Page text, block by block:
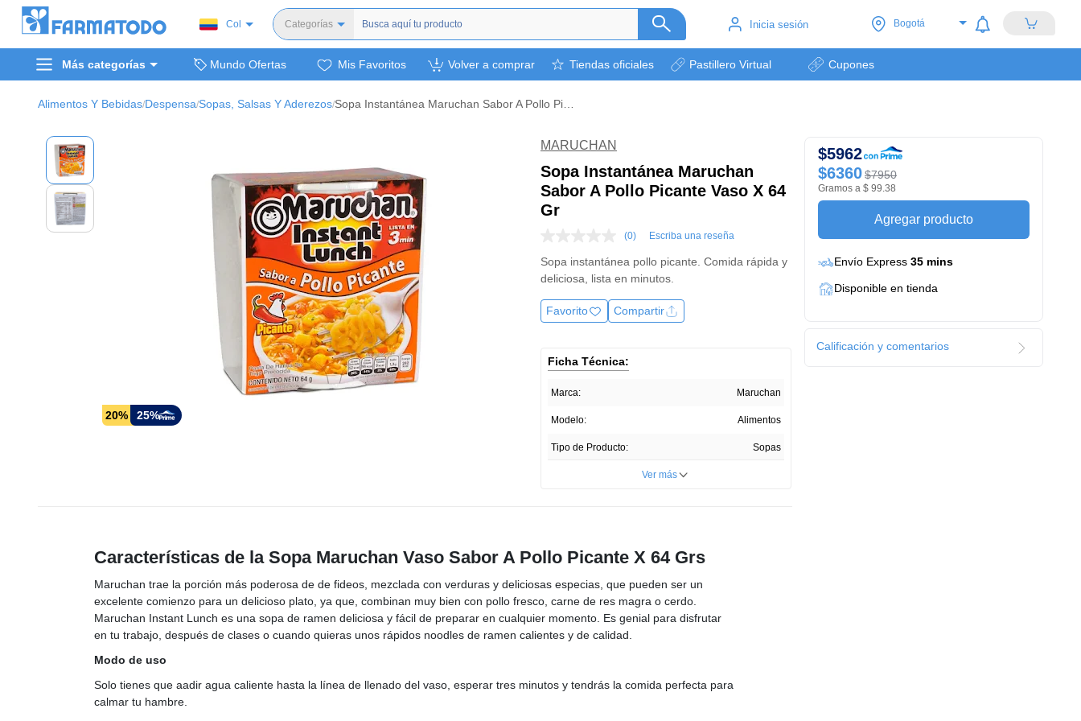
Col
Categorías
Dermocosmética
Cuidado personal
Alimentos y bebidas
Hogar, mascotas y otros.
Bienestar y nutrición deportiva
Inicia sesión Bogotá
Más categorías Mundo Ofertas Mis Favoritos Volver a comprar Tiendas oficiales Pastillero Virtual Cupones
Alimentos Y Bebidas/Despensa/Sopas, Salsas Y Aderezos/
20% 25%
MARUCHAN
Sopa Instantánea Maruchan
Sabor A Pollo Picante Vaso X 64
Gr
puntuación
Enlace
en
misma
página.
(0) Escriba una reseña
Sopa instantánea pollo picante. Comida rápida y
deliciosa, lista en minutos.
Favorito Compartir
Ficha Técnica:
Marca: Maruchan
Modelo: Alimentos
Tipo de Producto: Sopas
País de Producción:
Registro Invima:
Presentación del Producto:
Profundidad ITEM:
Altura ITEM
Ver más
Características de la Sopa Maruchan Vaso Sabor A Pollo Picante X 64 Grs
Maruchan trae la porción más poderosa de de fideos, mezclada con verduras y deliciosas especias, que pueden ser un
excelente comienzo para un delicioso plato, ya que, combinan muy bien con pollo fresco, carne de res magra o cerdo.
Maruchan Instant Lunch es una sopa de ramen deliciosa y fácil de preparar en cualquier momento. Es genial para disfrutar
en tu trabajo, después de clases o cuando quieras unos rápidos noodles de ramen calientes y de calidad.
Modo de uso
Solo tienes que aadir agua caliente hasta la línea de llenado del vaso, esperar tres minutos y tendrás la comida perfecta para
calmar tu hambre.
$5962
$6360 $7950
Gramos a $ 99.38
Agregar producto
Envío Express 35 mins
Disponible en tienda
Calificación y comentarios